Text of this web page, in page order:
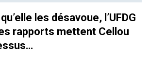
les désavoue, l’UFDG
rapports mettent Cellou